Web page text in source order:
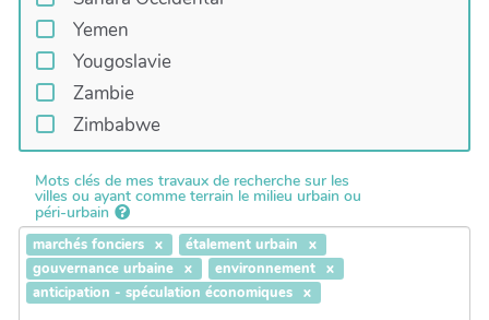
Yemen
Yougoslavie
Zambie
Zimbabwe
Mots clés de mes travaux de recherche sur les
villes ou ayant comme terrain le milieu urbain ou
péri-urbain
marchés fonciers
étalement urbain
gouvernance urbaine
environnement
anticipation - spéculation économiques